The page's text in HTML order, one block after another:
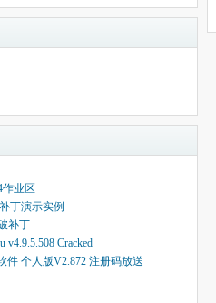
业区
丁演示实例
补丁
v4.9.5.508 Cracked
件 个人版V2.872 注册码放送